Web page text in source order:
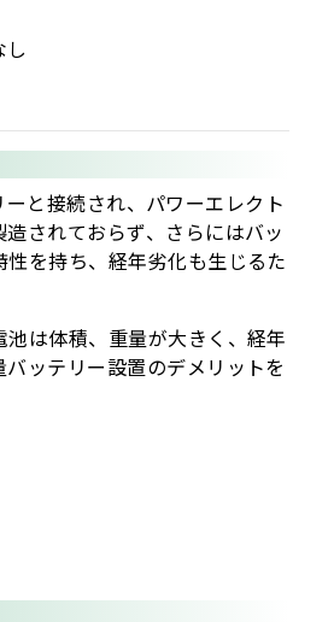
と接続され、パワーエレクト
されておらず、さらにはバッ
を持ち、経年劣化も生じるた
は体積、重量が大きく、経年
ッテリー設置のデメリットを